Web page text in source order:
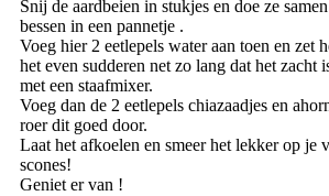
Snij de aardbeien in stukjes en doe ze
bessen in een pannetje .
Voeg hier 2 eetlepels water aan toen en zet
het even sudderen net zo lang dat het zacht
met een staafmixer.
Voeg dan de 2 eetlepels chiazaadjes en
roer dit goed door.
Laat het afkoelen en smeer het lekker op je
scones!
Geniet er van !